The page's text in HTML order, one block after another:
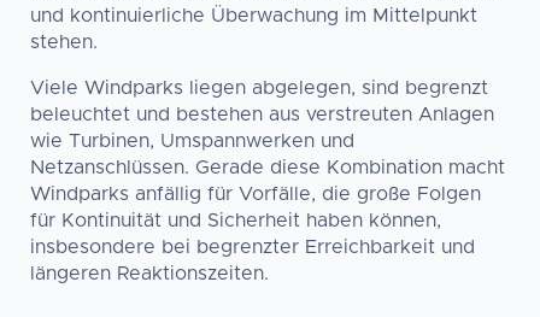
und kontinuierliche Überwachung im Mittelpunkt
stehen.
Viele Windparks liegen abgelegen, sind begrenzt
beleuchtet und bestehen aus verstreuten Anlagen
wie Turbinen, Umspannwerken und
Netzanschlüssen. Gerade diese Kombination macht
Windparks anfällig für Vorfälle, die große Folgen
für Kontinuität und Sicherheit haben können,
insbesondere bei begrenzter Erreichbarkeit und
längeren Reaktionszeiten.